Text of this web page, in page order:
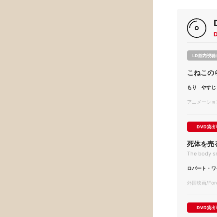
LD館内視聴
こねこの
もり やす
アニメーシ
DVD貸出
死体を売
The body
ロバート・
外国映画/
DVD貸出